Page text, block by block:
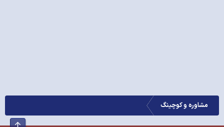
مشاوره و کوچینگ
بالا